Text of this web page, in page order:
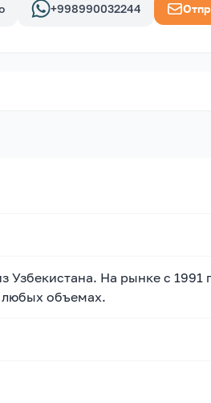
+998990032244
Узбекистана. На рынке с
объемах.